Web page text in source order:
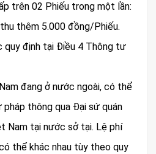
trên 02 Phiếu trong một lần:
thêm 5.000 đồng/Phiếu.​
quy định tại Điều 4 Thông tư
đang ở nước ngoài, có thể
thông qua Đại sứ quán
Nam tại nước sở tại. Lệ phí
thể khác nhau tùy theo quy